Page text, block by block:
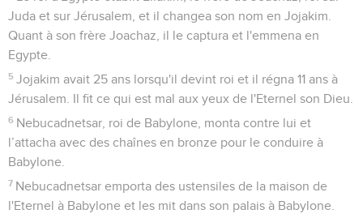
Sauveur du monde.
La Bible Du Semeur Copyright © 1992, 1999 by Biblica, Inc.® Used by
Esdras 1
Seuls les Évangiles sont disponibles en vidéo pour le moment.